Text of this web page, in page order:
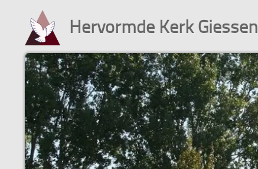
Hervormde Kerk Giessen